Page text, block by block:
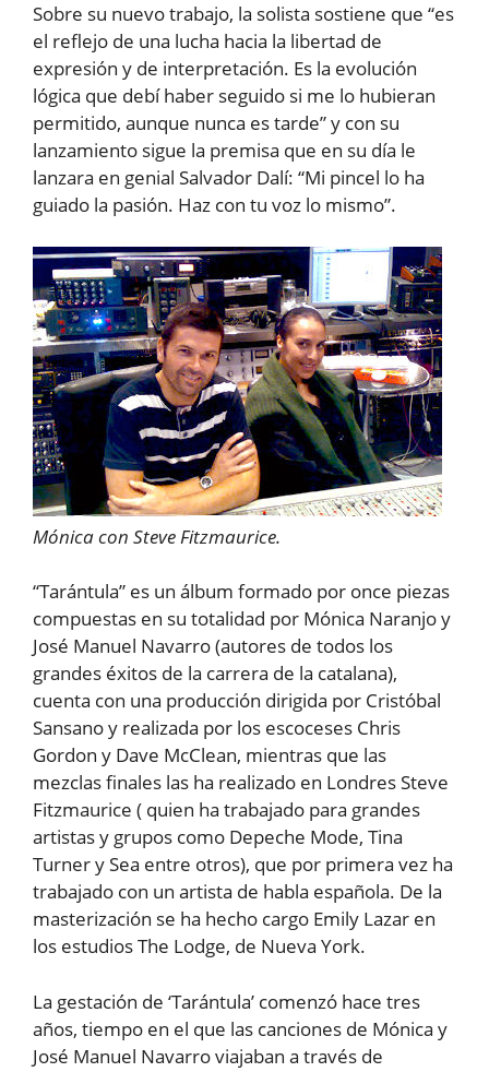
Sobre su nuevo trabajo, la solista sostiene que “es
el reflejo de una lucha hacia la libertad de
expresión y de interpretación. Es la evolución
lógica que debí haber seguido si me lo hubieran
permitido, aunque nunca es tarde” y con su
lanzamiento sigue la premisa que en su día le
lanzara en genial Salvador Dalí: “Mi pincel lo ha
guiado la pasión. Haz con tu voz lo mismo”.
Mónica con Steve Fitzmaurice.
“Tarántula” es un álbum formado por once piezas
compuestas en su totalidad por Mónica Naranjo y
José Manuel Navarro (autores de todos los
grandes éxitos de la carrera de la catalana),
cuenta con una producción dirigida por Cristóbal
Sansano y realizada por los escoceses Chris
Gordon y Dave McClean, mientras que las
mezclas finales las ha realizado en Londres Steve
Fitzmaurice ( quien ha trabajado para grandes
artistas y grupos como Depeche Mode, Tina
Turner y Sea entre otros), que por primera vez ha
trabajado con un artista de habla española. De la
masterización se ha hecho cargo Emily Lazar en
los estudios The Lodge, de Nueva York.
La gestación de ‘Tarántula’ comenzó hace tres
años, tiempo en el que las canciones de Mónica y
José Manuel Navarro viajaban a través de